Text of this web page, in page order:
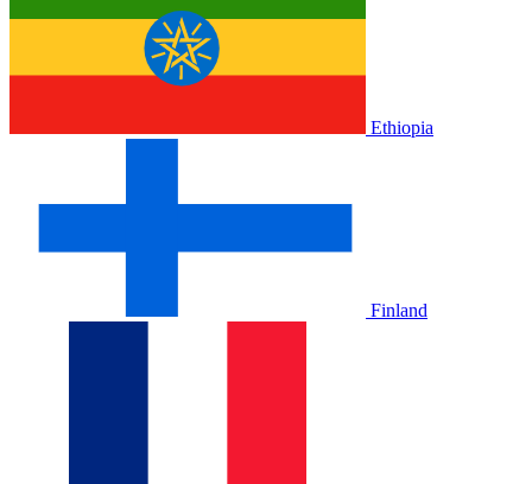
Ethiopia
Finland